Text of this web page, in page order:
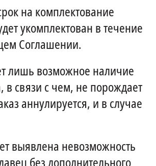
на комплектование
укомплектован в течение
Соглашении.
лишь возможное наличие
связи с чем, не порождает
аннулируется, и в случае
выявлена невозможность